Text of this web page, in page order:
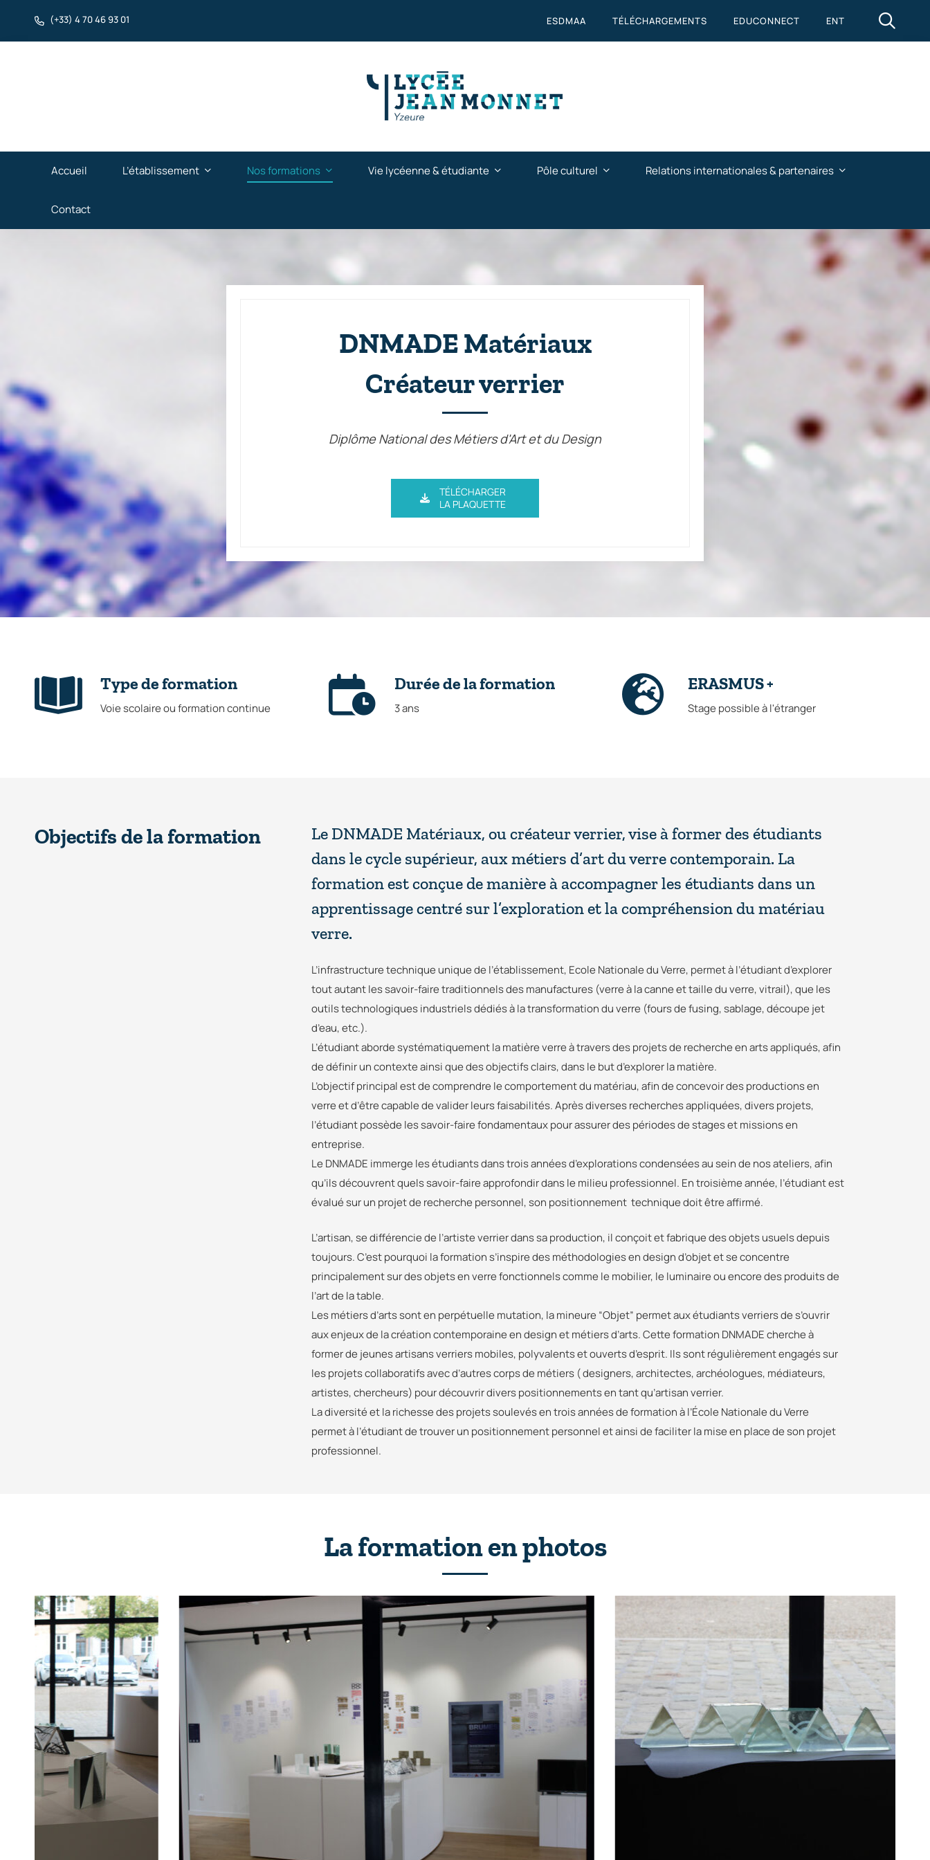
(+33) 4 70 46 93 01 ESDMAA TÉLÉCHARGEMENTS EDUCONNECT ENT
Accueil L’établissement Nos formations Vie lycéenne & étudiante Pôle culturel Relations internationales & partenaires
Contact
DNMADE Matériaux
Créateur verrier
Diplôme National des Métiers d'Art et du Design
TÉLÉCHARGER
LA PLAQUETTE
Type de formation
Voie scolaire ou formation continue
Durée de la formation
3 ans
ERASMUS +
Stage possible à l'étranger
Objectifs de la formation
Le DNMADE Matériaux, ou créateur verrier, vise à former des étudiants
dans le cycle supérieur, aux métiers d’art du verre contemporain. La
formation est conçue de manière à accompagner les étudiants dans un
apprentissage centré sur l’exploration et la compréhension du matériau
verre.
L’infrastructure technique unique de l’établissement, Ecole Nationale du Verre, permet à l’étudiant d’explorer
tout autant les savoir-faire traditionnels des manufactures (verre à la canne et taille du verre, vitrail), que les
outils technologiques industriels dédiés à la transformation du verre (fours de fusing, sablage, découpe jet
d’eau, etc.).
L’étudiant aborde systématiquement la matière verre à travers des projets de recherche en arts appliqués, afin
de définir un contexte ainsi que des objectifs clairs, dans le but d’explorer la matière.
L’objectif principal est de comprendre le comportement du matériau, afin de concevoir des productions en
verre et d’être capable de valider leurs faisabilités. Après diverses recherches appliquées, divers projets,
l’étudiant possède les savoir-faire fondamentaux pour assurer des périodes de stages et missions en
entreprise.
Le DNMADE immerge les étudiants dans trois années d’explorations condensées au sein de nos ateliers, afin
qu’ils découvrent quels savoir-faire approfondir dans le milieu professionnel. En troisième année, l’étudiant est
évalué sur un projet de recherche personnel, son positionnement technique doit être affirmé.
L’artisan, se différencie de l’artiste verrier dans sa production, il conçoit et fabrique des objets usuels depuis
toujours. C’est pourquoi la formation s’inspire des méthodologies en design d’objet et se concentre
principalement sur des objets en verre fonctionnels comme le mobilier, le luminaire ou encore des produits de
l’art de la table.
Les métiers d’arts sont en perpétuelle mutation, la mineure “Objet” permet aux étudiants verriers de s’ouvrir
aux enjeux de la création contemporaine en design et métiers d’arts. Cette formation DNMADE cherche à
former de jeunes artisans verriers mobiles, polyvalents et ouverts d’esprit. Ils sont régulièrement engagés sur
les projets collaboratifs avec d’autres corps de métiers ( designers, architectes, archéologues, médiateurs,
artistes, chercheurs) pour découvrir divers positionnements en tant qu’artisan verrier.
La diversité et la richesse des projets soulevés en trois années de formation à l’École Nationale du Verre
permet à l’étudiant de trouver un positionnement personnel et ainsi de faciliter la mise en place de son projet
professionnel.
La formation en photos